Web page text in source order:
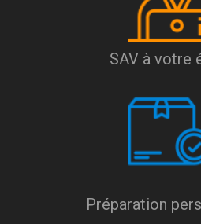
SAV à votre
Préparation